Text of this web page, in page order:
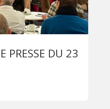
PRESSE DU 23